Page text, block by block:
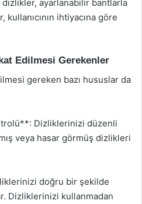
ayarlanabilir bantlarla
ihtiyacına göre
Edilmesi Gerekenler
gereken bazı hususlar da
Dizliklerinizi düzenli
veya hasar görmüş dizlikleri
doğru bir şekilde
Dizliklerinizi kullanmadan